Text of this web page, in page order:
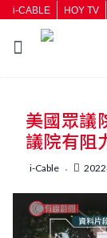
i-CABLE HOY TV
美國眾議
議院有阻
i-Cable